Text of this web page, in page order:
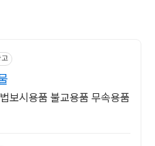
고
보시용품 불교용품 무속용품